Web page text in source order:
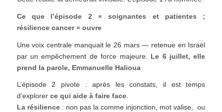
Ce que l’épisode 2 « soignantes et patientes ;
résilience cancer » ouvre
Une voix centrale manquait le 26 mars — retenue en Israël
par un empêchement de force majeure. Le 6 juillet, elle
prend la parole, Emmanuelle Halioua
L’épisode 2 pivote : après les constats, il est temps
d’explorer ce qui aide à faire face.
La résilience: non pas la comme injonction, mot valise, ou